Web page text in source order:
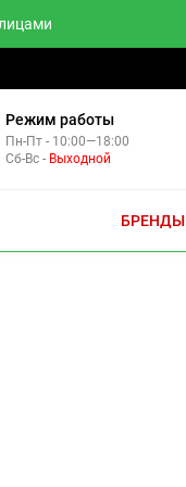
Режим работы
Пн-Пт - 10:00—18:00
Сб-Вс - Выходной
БРЕНДЫ